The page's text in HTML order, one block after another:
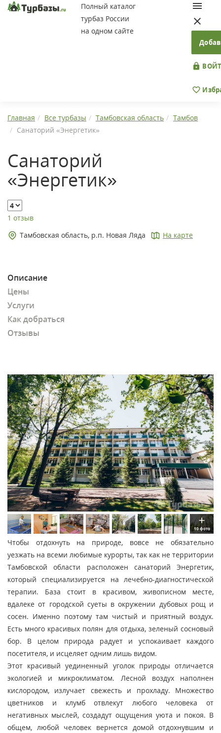
Полный каталог
турбаз России
на одном сайте
Главная Все турбазы Тамбовская область
Тамбов
Санаторий «Энергетик»
Санаторий
«Энергетик»
1 отзыв
Тамбовская область, р.п. Новая Ляда
На карте
Описание
Цены
Услуги
Как добраться
Отзывы
10 фото
Чтобы отдохнуть на природе, вовсе не обязательно
уезжать на всеми любимые курорты, так как не территории
Тамбовской области расположен санаторий Энергетик,
который специализируется на лечебно-диагностической
терапии. База стоит в красивом, живописном месте,
вдалеке от городской суеты в окружении дубовых рощ и
сосен. Именно поэтому там чистый и приятный воздух.
Есть много красивых полян для отдыха, зеленый сосновый
бор. В целом природа радует и успокаивает каждого
посетителя, и исцеляет одним лишь видом.
Этот красивый уединенный уголок природы отличается
экологией и микроклиматом. Лесной воздух наполнен
кислородом, излучает свежесть и прохладу. Множество
цветников и клумб отвлекут любого человека от
негативных мыслей, создадут ощущения уюта и покоя. В
общем, любой человек вернется домой отдохнувшим и